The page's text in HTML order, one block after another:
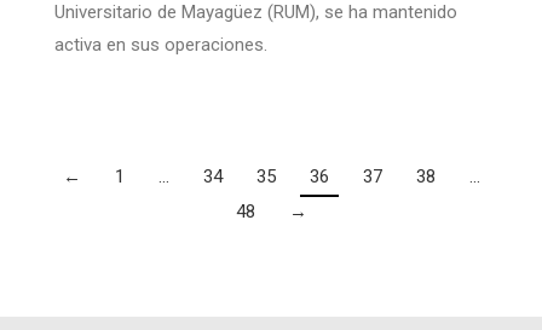
Universitario de Mayagüez (RUM), se ha mantenido
activa en sus operaciones.
← 1 … 34 35 36 37 38
…
48
→